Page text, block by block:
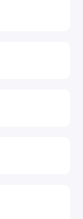
доставкой по
клиентов.